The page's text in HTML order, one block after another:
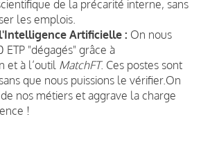
de la précarité interne, sans
les emplois.
Artificielle : On nous
ETP "dégagés" grâce à
et à l’outil MatchFT. Ces postes sont
que nous puissions le vérifier. On
nos métiers et aggrave la charge
!